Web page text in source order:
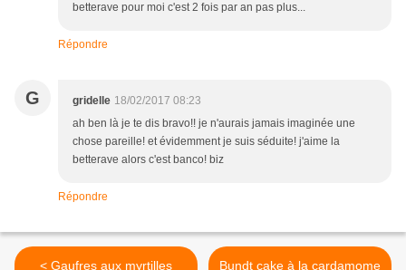
betterave pour moi c'est 2 fois par an pas plus...
Répondre
G gridelle 18/02/2017 08:23
ah ben là je te dis bravo!! je n'aurais jamais imaginée une
chose pareille! et évidemment je suis séduite! j'aime la
betterave alors c'est banco! biz
Répondre
< Gaufres aux myrtilles
Bundt cake à la cardamome